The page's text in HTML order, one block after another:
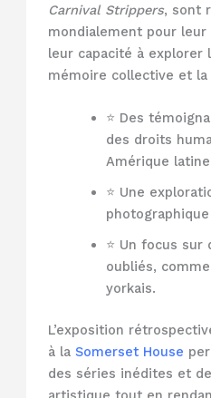
Carnival Strippers, sont
mondialement pour
leur capacité à explorer
mémoire collective et
⭐ Des
des droits
Amérique
⭐ Une
⭐ Un focus
oubliés,
yorkais.
L’exposition
à la Somerset House
des séries inédites et